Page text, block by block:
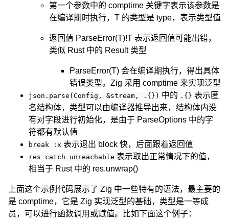
第一个参数中的 comptime 关键字表示该参数是
在编译期时执行，T 的类型是 type，表示类型值
返回值 ParseError(T)!T 表示返回值可能出错，
类似 Rust 中的 Result 类型
ParseError(T) 会在编译期执行，得出具体
错误类型。Zig 采用 comptime 来实现泛型
json.parse(Config, &stream, .{}) 中的 .{} 表示匿
名结构体，类型可以由编译器推导出来，结构体内没
有对字段进行初始化，是由于 ParseOptions 中的字
符都有默认值
break :x 表示退出 block 快，后面跟着返回值
res catch unreachable 表示取出正常情况下的值，
相当于 Rust 中的 res.unwrap()
上面这个示例代码展示了 Zig 中一些特有的语法，最主要的
是 comptime，它是 Zig 实现泛型的基础，类型是一等成
员，可以进行函数调用或赋值。比如下面这个例子：